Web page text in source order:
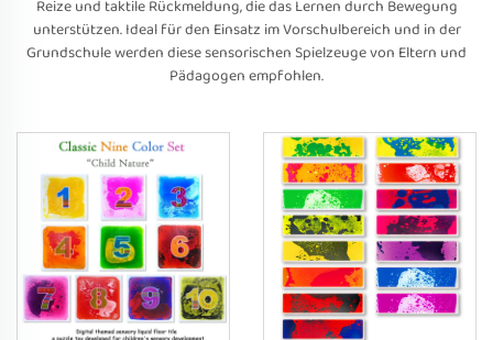
Reize und taktile Rückmeldung, die das Lernen durch Bewegung
unterstützen. Ideal für den Einsatz im Vorschulbereich und in der
Grundschule werden diese sensorischen Spielzeuge von Eltern und
Pädagogen empfohlen.